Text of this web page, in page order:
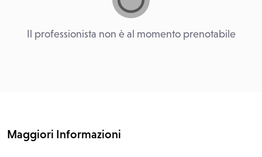
Il professionista non è al momento prenotabile
Maggiori Informazioni